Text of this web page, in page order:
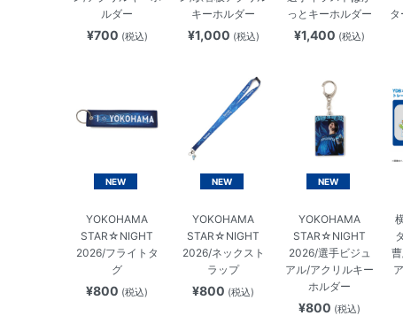
ルダー
¥700 (税込)
キーホルダー
¥1,000 (税込)
っとキーホルダー
¥1,400 (税込)
タ
NEW
YOKOHAMA
STAR☆NIGHT
2026/フライトタ
グ
¥800 (税込)
NEW
YOKOHAMA
STAR☆NIGHT
2026/ネックスト
ラップ
¥800 (税込)
NEW
YOKOHAMA
STAR☆NIGHT
2026/選手ビジュ
アル/アクリルキー
ホルダー
¥800 (税込)